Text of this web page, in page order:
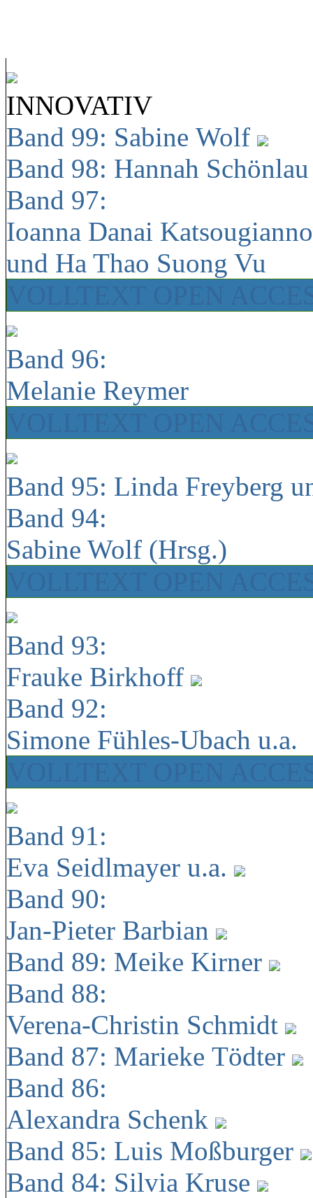
INNOVATIV
Band 99: Sabine Wolf
Band 98: Hannah
Band 97:
Ioanna Danai
und Ha Thao Suong Vu
Band 96:
Melanie Reymer
Band 95: Linda Freyberg
Band 94:
Sabine Wolf (Hrsg.)
Band 93:
Frauke Birkhoff
Band 92:
Simone Fühles-Ubach u.a.
Band 91:
Eva Seidlmayer u.a.
Band 90:
Jan-Pieter Barbian
Band 89: Meike Kirner
Band 88:
Verena-Christin Schmidt
Band 87: Marieke Tödter
Band 86:
Alexandra Schenk
Band 85: Luis Moßburger
Band 84: Silvia Kruse